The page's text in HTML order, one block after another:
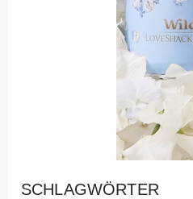
SCHLAGWÖRTER